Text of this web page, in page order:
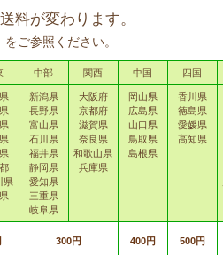
料が変わります。
をご参照ください。
中部 関西 中国 四国
県
新潟県
長野県
富山県
石川県
福井県
静岡県
愛知県
三重県
岐阜県
大阪府
京都府
滋賀県
奈良県
和歌山県
兵庫県
岡山県
広島県
山口県
鳥取県
島根県
香川県
徳島県
愛媛県
高知県
300円 400円 500円